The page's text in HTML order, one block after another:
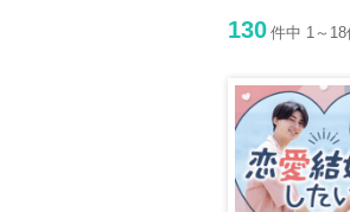
130 件中 1～18